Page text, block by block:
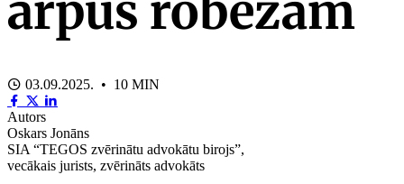
03.09.2025. • 10 MIN
Autors
Oskars Jonāns
SIA “TEGOS zvērinātu advokātu birojs”,
vecākais jurists, zvērināts advokāts